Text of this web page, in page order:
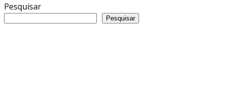
Pesquisar
Pesquisar